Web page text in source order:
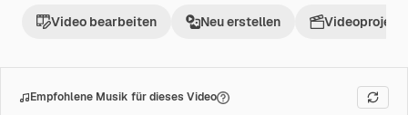
Video bearbeiten Neu erstellen Videoprojekt
Empfohlene Musik für dieses Video